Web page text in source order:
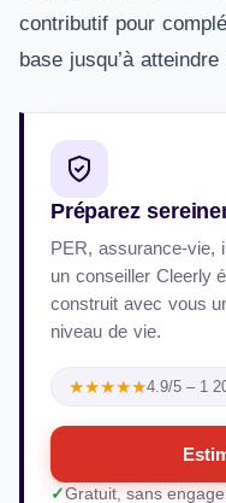
contributif pour
base jusqu’à
Préparez
PER, assurance-vie,
un conseiller Cleerly
construit avec vous
niveau de vie.
★★★★★4.9/5 – 1
Gratuit, sans